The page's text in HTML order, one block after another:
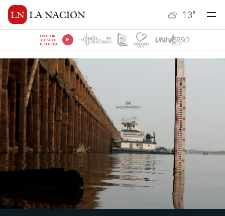
13°
ESCUCHÁ
TU RADIO
PREFERIDA